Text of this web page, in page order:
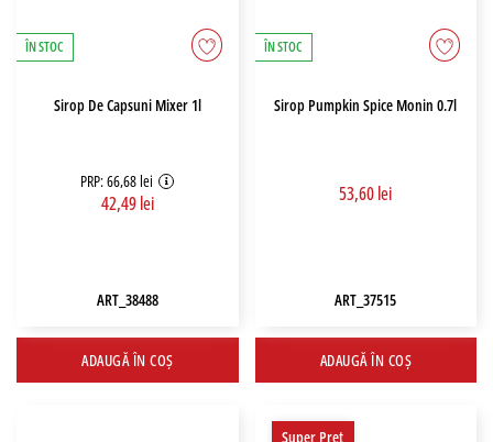
ÎN STOC
Sirop De Capsuni Mixer 1l
PRP: 66,68 lei
42,49 lei
ART_38488
ADAUGĂ ÎN COȘ
ÎN STOC
Sirop Pumpkin Spice Monin 0.7l
53,60 lei
ART_37515
ADAUGĂ ÎN COȘ
Super Pret